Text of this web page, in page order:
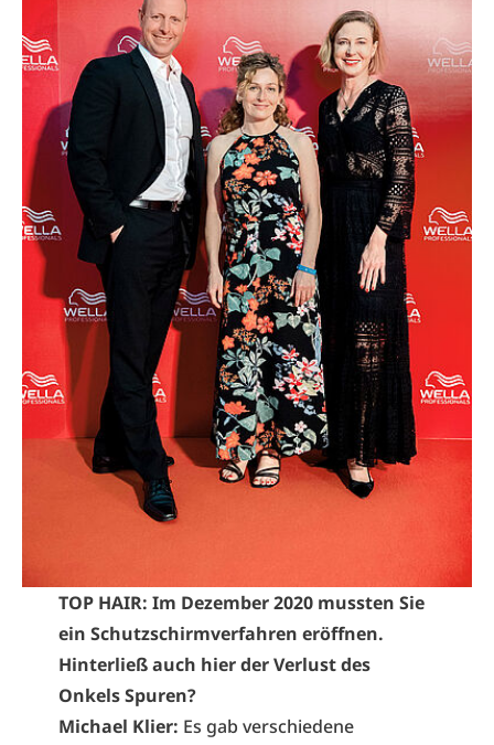
TOP HAIR: Im Dezember 2020 mussten Sie
ein Schutzschirmverfahren eröffnen.
Hinterließ auch hier der Verlust des
Onkels Spuren?
Michael Klier: Es gab verschiedene